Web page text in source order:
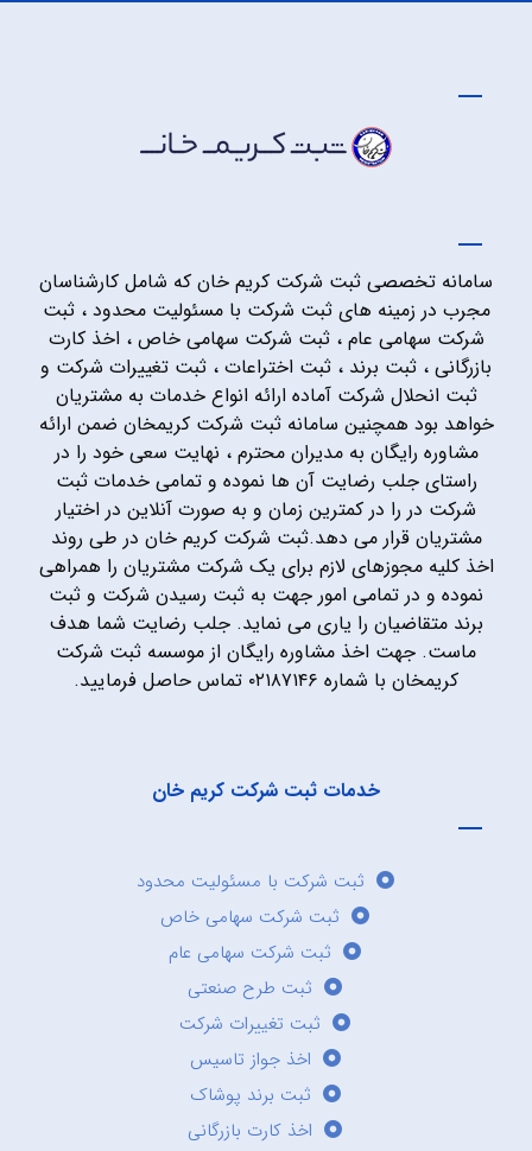
سامانه تخصصی ثبت شرکت کریم خان که شامل کارشناسان
مجرب در زمینه های ثبت شرکت با مسئولیت محدود ، ثبت
شرکت سهامی عام ، ثبت شرکت سهامی خاص ، اخذ کارت
بازرگانی ، ثبت برند ، ثبت اختراعات ، ثبت تغییرات شرکت و
ثبت انحلال شرکت آماده ارائه انواع خدمات به مشتریان
خواهد بود همچنین سامانه ثبت شرکت کریمخان ضمن ارائه
مشاوره رایگان به مدیران محترم ، نهایت سعی خود را در
راستای جلب رضایت آن ها نموده و تمامی خدمات ثبت
شرکت در را در کمترین زمان و به صورت آنلاین در اختیار
مشتریان قرار می دهد.ثبت شرکت کریم خان در طی روند
اخذ کلیه مجوزهای لازم برای یک شرکت مشتریان را همراهی
نموده و در تمامی امور جهت به ثبت رسیدن شرکت و ثبت
برند متقاضیان را یاری می نماید. جلب رضایت شما هدف
ماست. جهت اخذ مشاوره رایگان از موسسه ثبت شرکت
کریمخان با شماره ۰۲۱۸۷۱۴۶ تماس حاصل فرمایید.
خدمات ثبت شرکت کریم خان
ثبت شرکت با مسئولیت محدود
ثبت شرکت سهامی خاص
ثبت شرکت سهامی عام
ثبت طرح صنعتی
ثبت تغییرات شرکت
اخذ جواز تاسیس
ثبت برند پوشاک
اخذ کارت بازرگانی